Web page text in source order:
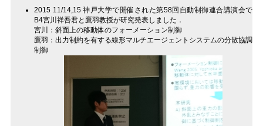
2015 11/14,15 神戸大学で開催された第58回自動制御連合講演会で
B4宮川祥吾君と鷹羽教授が研究発表しました．
宮川：斜面上の移動体のフォーメーション制御
鷹羽：出力制約を有する線形マルチエージェントシステムの分散協調
制御